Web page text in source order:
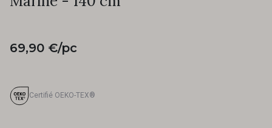
69,90 €/pc
Certifié OEKO-TEX®